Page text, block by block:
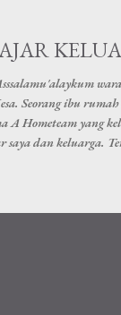
Seorang ibu
Hometeam yang
dan keluarga.